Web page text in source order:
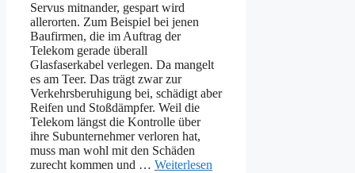
Servus mitnander, gespart wird
allerorten. Zum Beispiel bei jenen
Baufirmen, die im Auftrag der
Telekom gerade überall
Glasfaserkabel verlegen. Da mangelt
es am Teer. Das trägt zwar zur
Verkehrsberuhigung bei, schädigt aber
Reifen und Stoßdämpfer. Weil die
Telekom längst die Kontrolle über
ihre Subunternehmer verloren hat,
muss man wohl mit den Schäden
zurecht kommen und … Weiterlesen